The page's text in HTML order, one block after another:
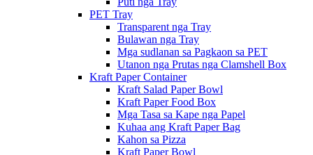
PET Tray
Transparent nga Tray
Bulawan nga Tray
Mga sudlanan sa Pagkaon sa PET
Utanon nga Prutas nga Clamshell Box
Kraft Paper Container
Kraft Salad Paper Bowl
Kraft Paper Food Box
Mga Tasa sa Kape nga Papel
Kuhaa ang Kraft Paper Bag
Kahon sa Pizza
Kraft Paper Bowl